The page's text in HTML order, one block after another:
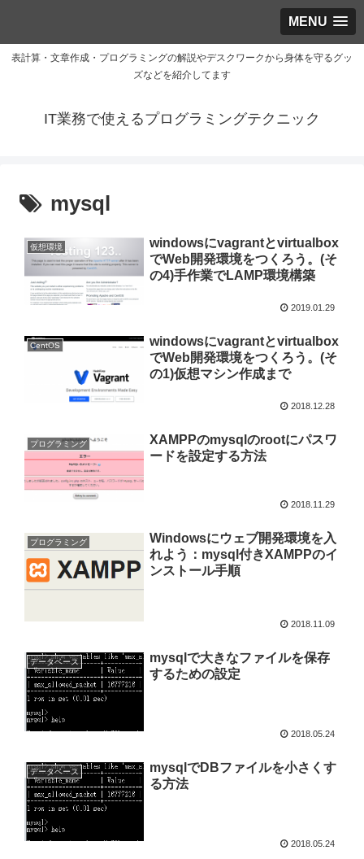
MENU
表計算・文章作成・プログラミングの解説やデスクワークから身体を守るグッ
ズなどを紹介してます
IT業務で使えるプログラミングテクニック
mysql
仮想環境
windowsにvagrantとvirtualbox
でWeb開発環境をつくろう。(そ
の4)手作業でLAMP環境構築
2019.01.29
CentOS
windowsにvagrantとvirtualbox
でWeb開発環境をつくろう。(そ
の1)仮想マシン作成まで
2018.12.28
プログラミング
XAMPPのmysqlのrootにパスワ
ードを設定する方法
2018.11.29
プログラミング
Windowsにウェブ開発環境を入
れよう：mysql付きXAMPPのイ
ンストール手順
2018.11.09
データベース
mysqlで大きなファイルを保存
するための設定
2018.05.24
データベース
mysqlでDBファイルを小さくす
る方法
2018.05.24